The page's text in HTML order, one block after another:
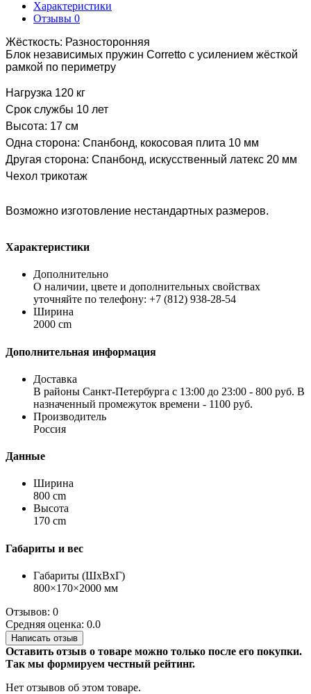
Характеристики
Отзывы 0
Жёсткость: Разносторонняя
Блок независимых пружин Corretto с усилением жёсткой
рамкой по периметру
Нагрузка 120 кг
Срок службы 10 лет
Высота: 17 см
Одна сторона: Спанбонд, кокосовая плита 10 мм
Другая сторона: Спанбонд, искусственный латекс 20 мм
Чехол трикотаж
Возможно изготовление нестандартных размеров.
Характеристики
Дополнительно
О наличии, цвете и дополнительных свойствах
уточняйте по телефону: +7 (812) 938-28-54
Ширина
2000 cm
Дополнительная информация
Доставка
В районы Санкт-Петербурга с 13:00 до 23:00 - 800 руб. В
назначенный промежуток времени - 1100 руб.
Производитель
Россия
Данные
Ширина
800 cm
Высота
170 cm
Габариты и вес
Габариты (ШхВхГ)
800×170×2000 мм
Отзывов: 0
Средняя оценка: 0.0
Написать отзыв
Оставить отзыв о товаре можно только после его покупки.
Так мы формируем честный рейтинг.
Нет отзывов об этом товаре.